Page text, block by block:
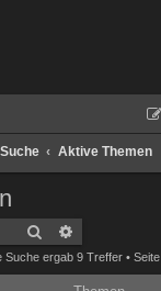
Suche Aktive Themen
Suche
Suche ergab 9 Treffer • Seite